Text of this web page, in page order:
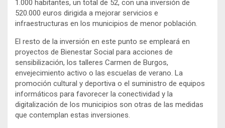
1.000 habitantes, un total de 52, con una inversión de
520.000 euros dirigida a mejorar servicios e
infraestructuras en los municipios de menor población.
El resto de la inversión en este punto se empleará en
proyectos de Bienestar Social para acciones de
sensibilización, los talleres Carmen de Burgos,
envejecimiento activo o las escuelas de verano. La
promoción cultural y deportiva o el suministro de equipos
informáticos para favorecer la conectividad y la
digitalización de los municipios son otras de las medidas
que contemplan estas inversiones.